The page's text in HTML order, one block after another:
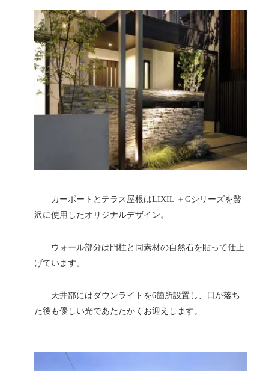
カーポートとテラス屋根はLIXIL ＋Gシリーズを贅
沢に使用したオリジナルデザイン。
ウォール部分は門柱と同素材の自然石を貼って仕上
げています。
天井部にはダウンライトを6箇所設置し、日が落ち
た後も優しい光であたたかくお迎えします。